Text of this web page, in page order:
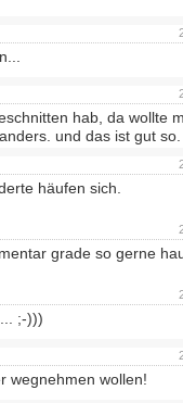
hab, da wollte
und das ist gut so.
häufen sich.
grade so gerne
;-)))
wegnehmen wollen!